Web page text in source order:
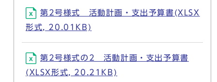
第2号様式 活動計画・支出予算書(XLSX
形式, 20.01KB)
第2号様式の2 活動計画・支出予算書
(XLSX形式, 20.21KB)